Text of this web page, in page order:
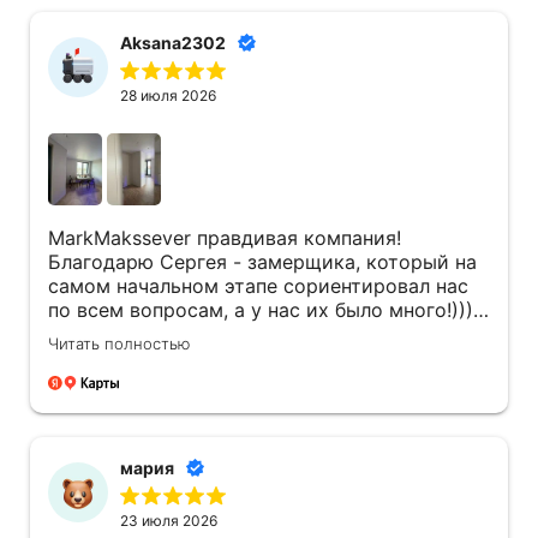
Aksana2302
28 июля 2026
MarkMakssever правдивая компания!
Благодарю Сергея - замерщика, который на
самом начальном этапе сориентировал нас
по всем вопросам, а у нас их было много!)))
Его компетентность и правильный подход
привел к заключению договора! Сергей
всегда был на связи, даже, когда задачи не
дела! Очень оперативно и качественно
работали! Всегда обсуждали где и как будут
светильники располагаться, всегда
учитывалось мое мнение , как заказчика! Так
Читать полностью
мария
23 июля 2026